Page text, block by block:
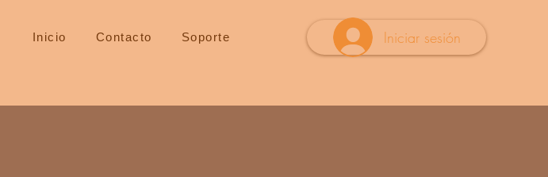
Inicio Contacto Soporte Iniciar sesión